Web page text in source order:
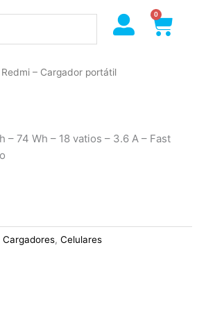
0
Cart
– Cargador portátil
74 Wh – 18 vatios – 3.6 A – Fast
Cargadores,Celulares